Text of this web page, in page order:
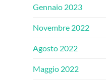
Gennaio 2023
Novembre 2022
Agosto 2022
Maggio 2022